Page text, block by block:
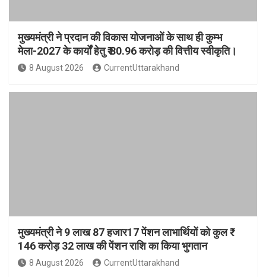
मुख्यमंत्री ने प्रदान की विकास योजनाओं के साथ ही कुम्भ
मेला-2027 के कार्यों हेतु ₹ 80.96 करोड़ की वित्तीय स्वीकृति।
8 August 2026 CurrentUttarakhand
मुख्यमंत्री ने 9 लाख 87 हजार17 पेंशन लाभार्थियों को कुल ₹
146 करोड़ 32 लाख की पेंशन राशि का किया भुगतान
8 August 2026 CurrentUttarakhand